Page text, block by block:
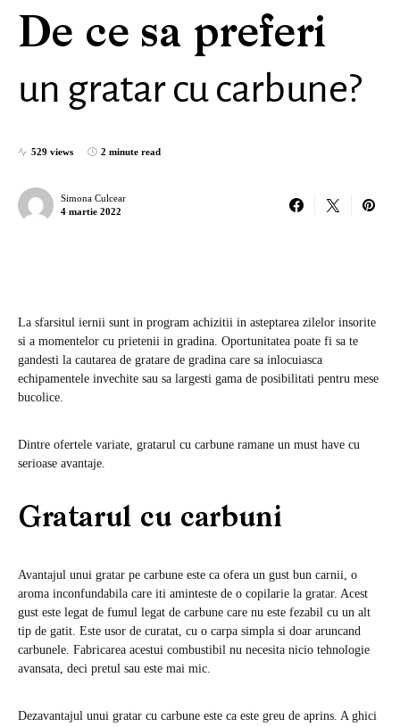
De ce sa preferi
un gratar cu carbune?
529 views 2 minute read
Simona Culcear
4 martie 2022
La sfarsitul iernii sunt in program achizitii in asteptarea zilelor insorite
si a momentelor cu prietenii in gradina. Oportunitatea poate fi sa te
gandesti la cautarea de gratare de gradina care sa inlocuiasca
echipamentele invechite sau sa largesti gama de posibilitati pentru mese
bucolice.
Dintre ofertele variate, gratarul cu carbune ramane un must have cu
serioase avantaje.
Gratarul cu carbuni
Avantajul unui gratar pe carbune este ca ofera un gust bun carnii, o
aroma inconfundabila care iti aminteste de o copilarie la gratar. Acest
gust este legat de fumul legat de carbune care nu este fezabil cu un alt
tip de gatit. Este usor de curatat, cu o carpa simpla si doar aruncand
carbunele. Fabricarea acestui combustibil nu necesita nicio tehnologie
avansata, deci pretul sau este mai mic.
Dezavantajul unui gratar cu carbune este ca este greu de aprins. A ghici